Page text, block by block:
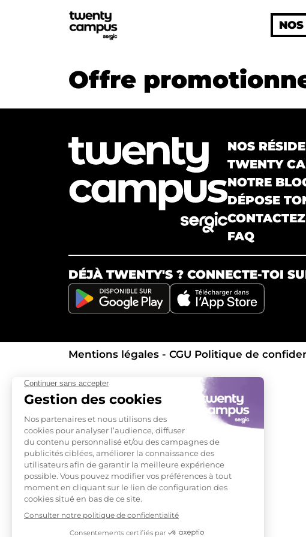
Offre
NOS
TWENTY
NOTRE
DÉPOSE
FAQ
DÉJÀ TWENTY'S ? CONNECTE-TOI
Mentions légales - CGU Politique de